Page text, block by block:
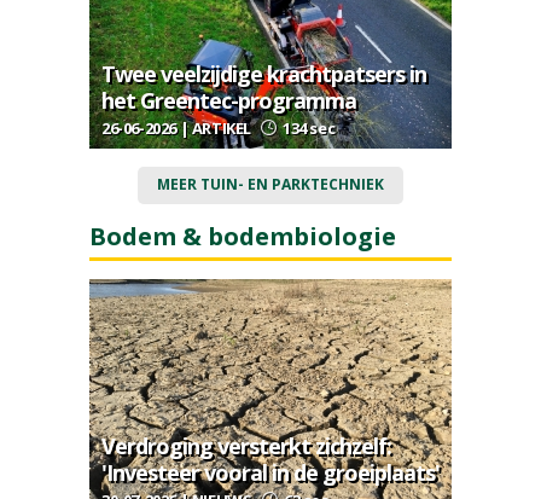
Twee veelzijdige krachtpatsers in
het Greentec-programma
26-06-2026 | ARTIKEL 134 sec
MEER TUIN- EN PARKTECHNIEK
Bodem & bodembiologie
Verdroging versterkt zichzelf:
'Investeer vooral in de groeiplaats'